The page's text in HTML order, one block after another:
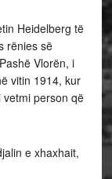
Heidelberg të
rënies së
Vlorën, i
vitin 1914, kur
person që
e xhaxhait,